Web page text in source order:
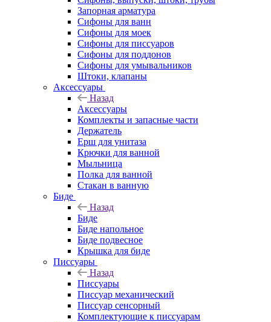
Запорная арматура
Сифоны для ванн
Сифоны для моек
Сифоны для писсуаров
Сифоны для поддонов
Сифоны для умывальников
Штоки, клапаны
Аксессуары
Назад
Аксессуары
Комплекты и запасные части
Держатель
Ерш для унитаза
Крючки для ванной
Мыльница
Полка для ванной
Стакан в ванную
Биде
Назад
Биде
Биде напольное
Биде подвесное
Крышка для биде
Писсуары
Назад
Писсуары
Писсуар механический
Писсуар сенсорный
Комплектующие к писсуарам